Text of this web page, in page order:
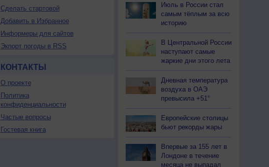
Сделать стартовой
Добавить в Избранное
Информеры для сайтов
Экпорт погоды в RSS
КОНТАКТЫ
О проекте
Политика
конфиденциальности
Частые вопросы
Гостевая книга
Июль в России стал
самым тёплым за всю
историю
В Центральной России
наступают самые
жаркие дни этого лета
Дневная температура
воздуха в ОАЭ
превысила +51°
Европейские столицы
бьют рекорды жары
Впервые за 155 лет в
Лондоне в течение
месяца не выпадал